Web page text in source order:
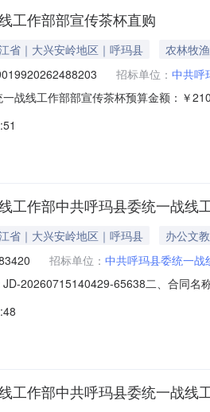
工作部部宣传茶杯直购
省｜大兴安岭地区｜呼玛县
农林牧渔
招标单位： 中共呼
战线工作部部宣传茶杯预算金额：￥
条件退换补货。展开项目名称：部宣
二十二条规定，且已在本系统
工作部中共呼玛县委统一战线
省｜大兴安岭地区｜呼玛县
办公文教
招标单位： 中共呼玛县委统一战
20260715140429-65638二、合同名
尔滨市南岗区联系方式：
工作部中共呼玛县委统一战